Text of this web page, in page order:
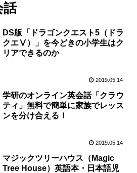
話
DS版「ドラゴンクエスト5（ドラ
クエⅤ）」を今どきの小学生はク
リアできるのか
2019.05.14
学研のオンライン英会話「クラウ
ティ」無料で簡単に家族でレッス
ンを分け合える！
2019.05.14
マジックツリーハウス（Magic
Tree House）英語本・日本語児